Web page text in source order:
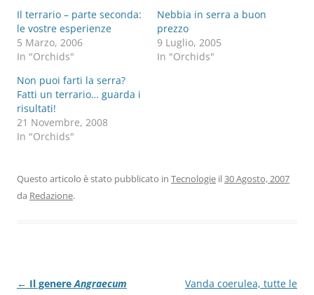
Il terrario – parte seconda:
le vostre esperienze
5 Marzo, 2006
In "Orchids"
Nebbia in serra a buon
prezzo
9 Luglio, 2005
In "Orchids"
Non puoi farti la serra?
Fatti un terrario… guarda i
risultati!
21 Novembre, 2008
In "Orchids"
Questo articolo è stato pubblicato in Tecnologie il30 Agosto, 2007
da Redazione.
Navigazione
← Il genereAngraecum
Vanda coerulea, tutte le